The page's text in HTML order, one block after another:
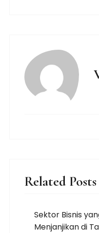
Related Posts
Sektor Bisnis
Menjanjikan di